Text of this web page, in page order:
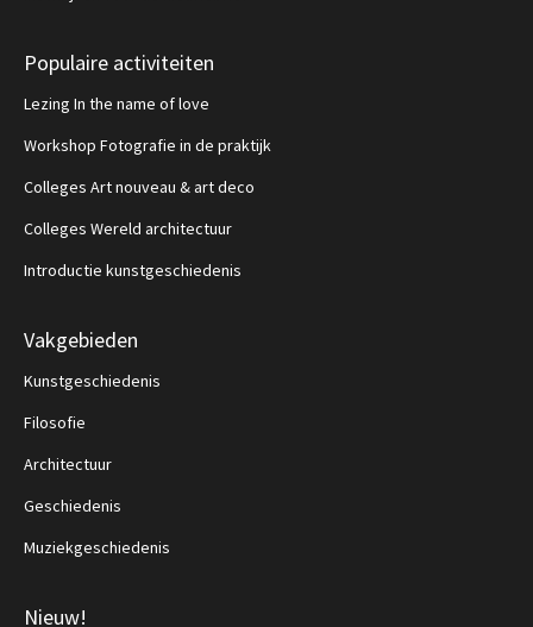
Populaire activiteiten
Lezing In the name of love
Workshop Fotografie in de praktijk
Colleges Art nouveau & art deco
Colleges Wereld architectuur
Introductie kunstgeschiedenis
Vakgebieden
Kunstgeschiedenis
Filosofie
Architectuur
Geschiedenis
Muziekgeschiedenis
Nieuw!